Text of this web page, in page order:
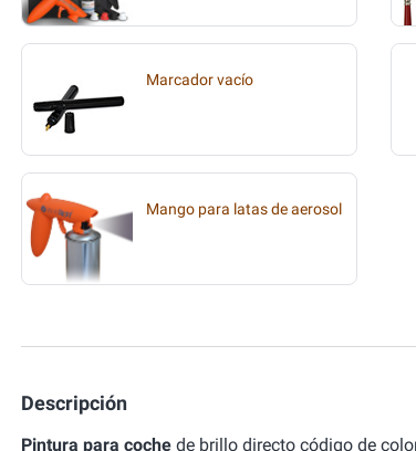
Marcador vacío
Mango para latas de aerosol
Descripción
Pintura para coche de brillo directo código de